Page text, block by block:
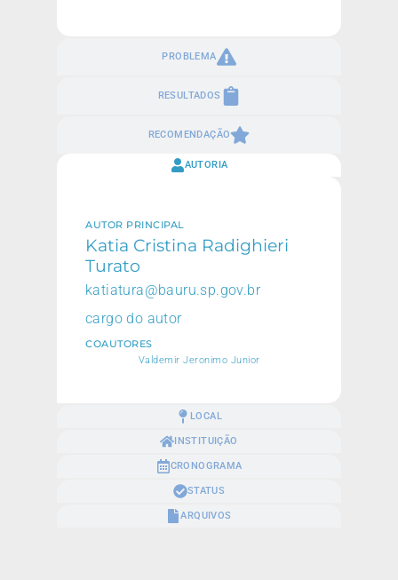
PROBLEMA
RESULTADOS
RECOMENDAÇÃO
AUTORIA
LOCAL
INSTITUIÇÃO
CRONOGRAMA
STATUS
ARQUIVOS
AUTOR PRINCIPAL
Katia Cristina Radighieri
Turato
katiatura@bauru.sp.gov.br
cargo do autor
COAUTORES
Valdemir Jeronimo Junior